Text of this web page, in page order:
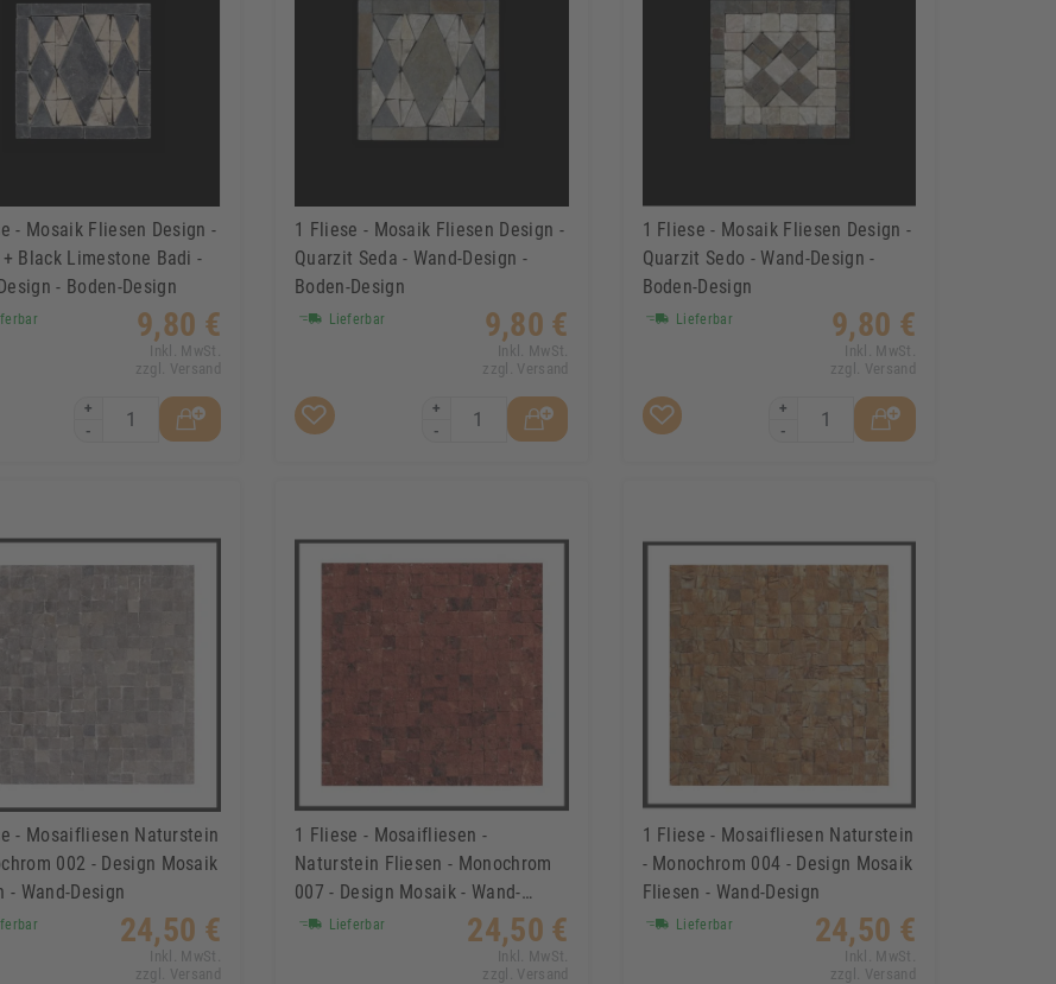
- Mosaik Fliesen Design -
+ Black Limestone Badi -
- Boden-Design
9,80 €
Inkl. MwSt.
zzgl. Versand
+
-
1 Fliese - Mosaik Fliesen Design -
Quarzit Seda - Wand-Design -
Boden-Design
Lieferbar 9,80 €
Inkl. MwSt.
zzgl. Versand
+
-
1 Fliese - Mosaik Fliesen Design -
Quarzit Sedo - Wand-Design -
Boden-Design
Lieferbar 9,80 €
Inkl. MwSt.
zzgl. Versand
+
-
- Mosaifliesen Naturstein
002 - Design Mosaik
- Wand-Design
24,50 €
Inkl. MwSt.
zzgl. Versand
1 Fliese - Mosaifliesen -
Naturstein Fliesen - Monochrom
007 - Design Mosaik - Wand-
DesignLieferbar 24,50 €
Inkl. MwSt.
zzgl. Versand
1 Fliese - Mosaifliesen Naturstein
- Monochrom 004 - Design Mosaik
Fliesen - Wand-Design
Lieferbar 24,50 €
Inkl. MwSt.
zzgl. Versand